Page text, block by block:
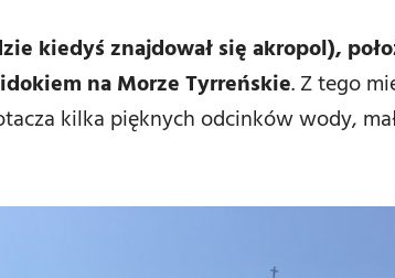
kiedyś znajdował się akropol),
na Morze Tyrreńskie. Z tego
kilka pięknych odcinków wody,